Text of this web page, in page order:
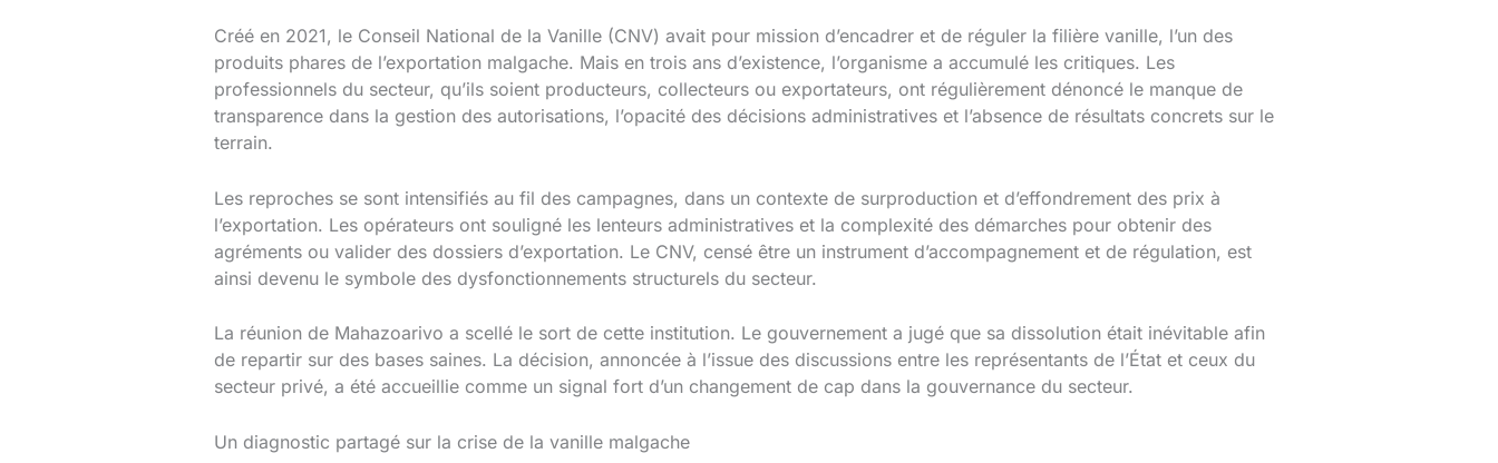
Créé en 2021, le Conseil National de la Vanille (CNV) avait pour mission d’encadrer et de réguler la filière vanille, l’un des
produits phares de l’exportation malgache. Mais en trois ans d’existence, l’organisme a accumulé les critiques. Les
professionnels du secteur, qu’ils soient producteurs, collecteurs ou exportateurs, ont régulièrement dénoncé le manque de
transparence dans la gestion des autorisations, l’opacité des décisions administratives et l’absence de résultats concrets sur le
terrain.
Les reproches se sont intensifiés au fil des campagnes, dans un contexte de surproduction et d’effondrement des prix à
l’exportation. Les opérateurs ont souligné les lenteurs administratives et la complexité des démarches pour obtenir des
agréments ou valider des dossiers d’exportation. Le CNV, censé être un instrument d’accompagnement et de régulation, est
ainsi devenu le symbole des dysfonctionnements structurels du secteur.
La réunion de Mahazoarivo a scellé le sort de cette institution. Le gouvernement a jugé que sa dissolution était inévitable afin
de repartir sur des bases saines. La décision, annoncée à l’issue des discussions entre les représentants de l’État et ceux du
secteur privé, a été accueillie comme un signal fort d’un changement de cap dans la gouvernance du secteur.
Un diagnostic partagé sur la crise de la vanille malgache